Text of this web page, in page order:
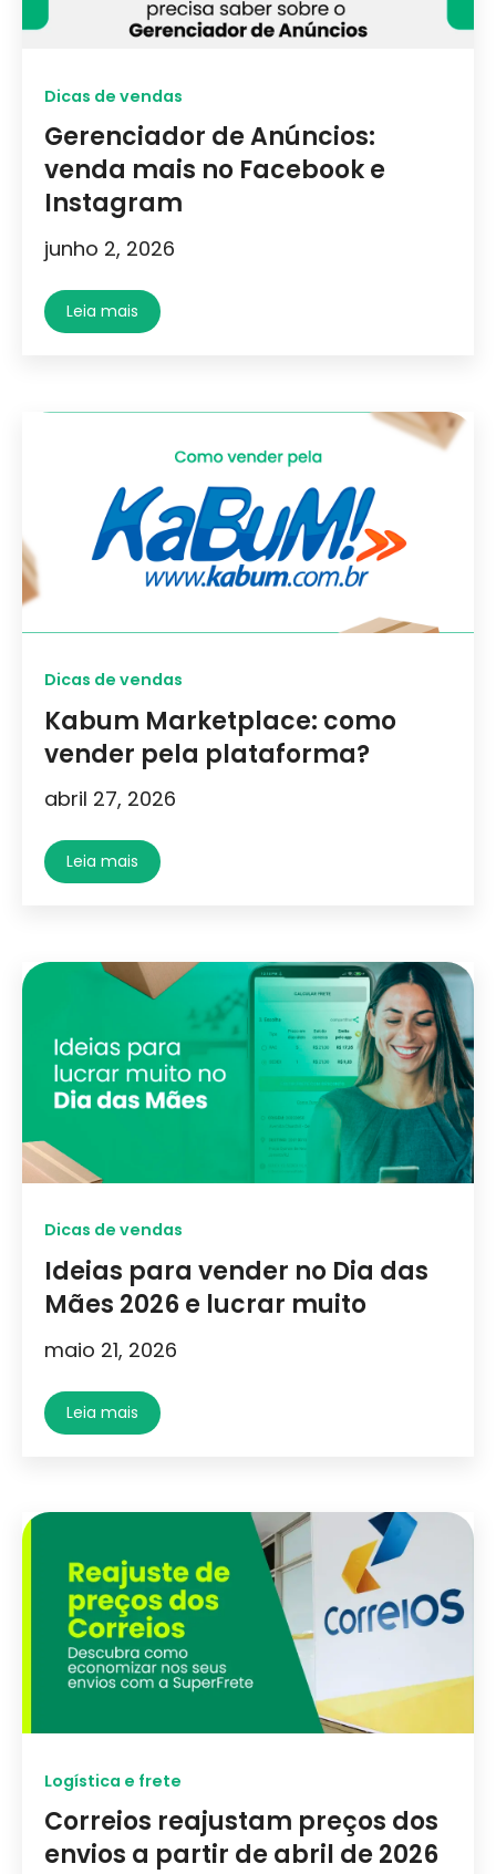
Dicas de vendas
Gerenciador de Anúncios:
venda mais no Facebook e
Instagram
junho 2, 2026
Leia mais
Dicas de vendas
Kabum Marketplace: como
vender pela plataforma?
abril 27, 2026
Leia mais
Dicas de vendas
Ideias para vender no Dia das
Mães 2026 e lucrar muito
maio 21, 2026
Leia mais
Logística e frete
Correios reajustam preços dos
envios a partir de abril de 2026